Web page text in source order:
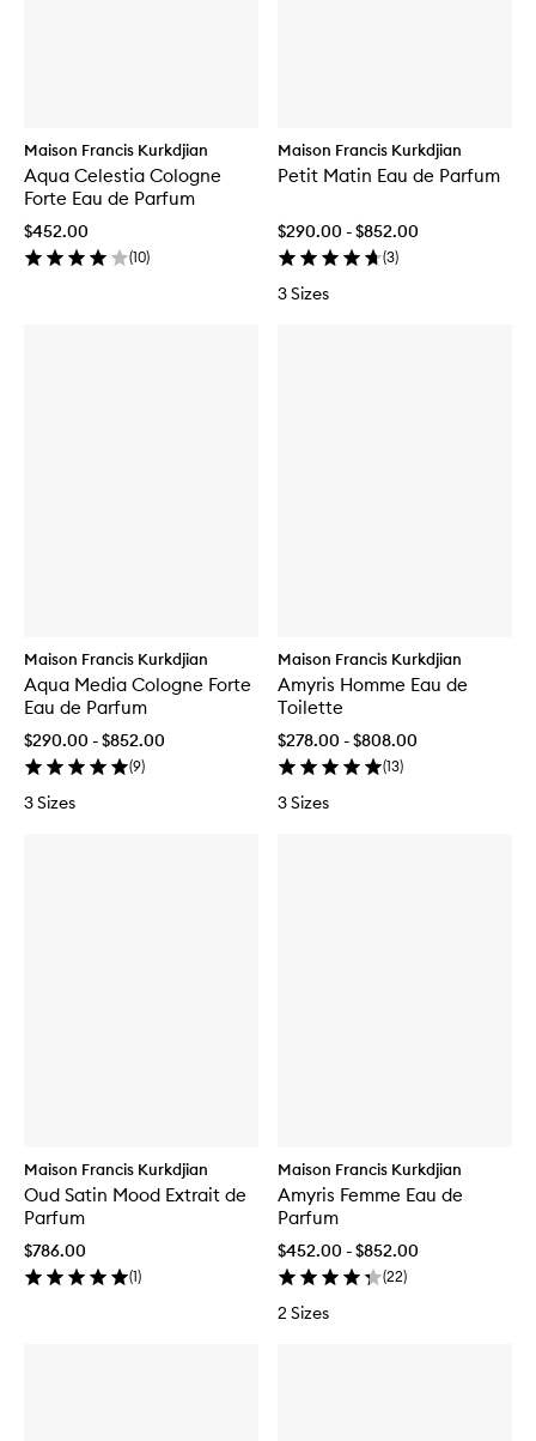
Maison Francis Kurkdjian
Aqua Celestia Cologne
Forte Eau de Parfum
$452.00
(10)
Maison Francis Kurkdjian
Petit Matin Eau de Parfum
$290.00 - $852.00
(3)
3 Sizes
Maison Francis Kurkdjian
Aqua Media Cologne Forte
Eau de Parfum
$290.00 - $852.00
(9)
3 Sizes
Maison Francis Kurkdjian
Amyris Homme Eau de
Toilette
$278.00 - $808.00
(13)
3 Sizes
Maison Francis Kurkdjian
Oud Satin Mood Extrait de
Parfum
$786.00
(1)
Maison Francis Kurkdjian
Amyris Femme Eau de
Parfum
$452.00 - $852.00
(22)
2 Sizes